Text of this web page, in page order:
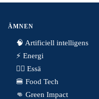
ÄMNEN
🧠 Artificiell intelligens
⚡️ Energi
✍🏼 Essä
🍔 Food Tech
👊 Green Impact